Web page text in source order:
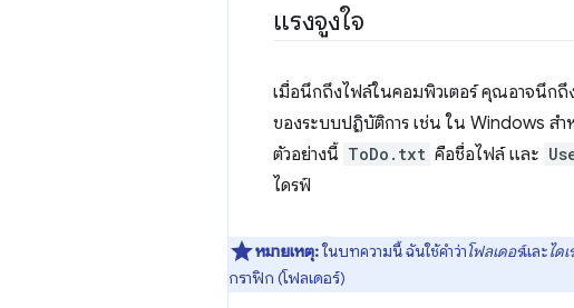
แรงจูงใจ
เมื่อนึกถึงไฟล์ในคอมพิวเตอร์ คุณอาจนึกถึ
ของระบบปฏิบัติการ เช่น ใน Windows สำ
ตัวอย่างนี้ ToDo.txt คือชื่อไฟล์ และ
ไดรฟ์
หมายเหตุ:ในบทความนี้ ฉันใช้คำว่าโฟลเดอร์และได
กราฟิก (โฟลเดอร์)